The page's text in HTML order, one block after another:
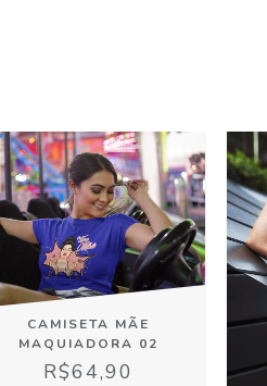
CAMISETA MÃE
MAQUIADORA 02
R$64,90